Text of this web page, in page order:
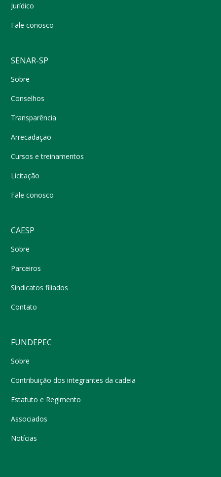
Jurídico
Fale conosco
SENAR-SP
Sobre
Conselhos
Transparência
Arrecadação
Cursos e treinamentos
Licitação
Fale conosco
CAESP
Sobre
Parceiros
Sindicatos filiados
Contato
FUNDEPEC
Sobre
Contribuição dos integrantes da cadeia
Estatuto e Regimento
Associados
Notícias